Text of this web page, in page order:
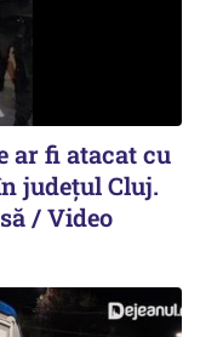
ar fi atacat cu
județul Cluj.
/ Video